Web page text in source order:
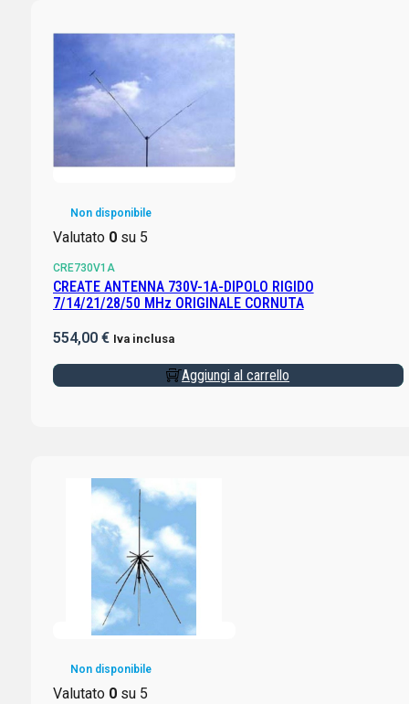
Non disponibile
Valutato 0su 5
CRE730V1A
CREATE ANTENNA 730V-1A-DIPOLO RIGIDO
7/14/21/28/50 MHz ORIGINALE CORNUTA
554,00 € Iva inclusa
Aggiungi al carrello
Non disponibile
Valutato 0su 5